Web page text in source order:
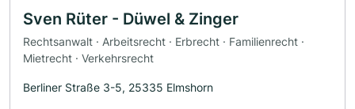
Sven Rüter - Düwel & Zinger
Rechtsanwalt · Arbeitsrecht · Erbrecht · Familienrecht ·
Mietrecht · Verkehrsrecht
Berliner Straße 3-5, 25335 Elmshorn